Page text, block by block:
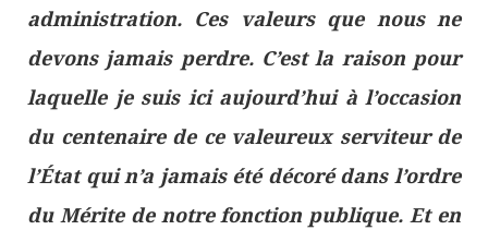
administration. Ces valeurs que nous ne
devons jamais perdre. C’est la raison pour
laquelle je suis ici aujourd’hui à l’occasion
du centenaire de ce valeureux serviteur de
l’État qui n’a jamais été décoré dans l’ordre
du Mérite de notre fonction publique. Et en